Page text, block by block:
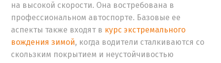
на высокой скорости. Она востребована в
профессиональном автоспорте. Базовые ее
аспекты также входят в курс экстремального
вождения зимой, когда водители сталкиваются со
скользким покрытием и неустойчивостью